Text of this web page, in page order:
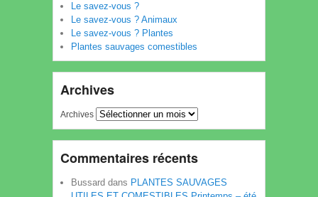
Le savez-vous ?
Le savez-vous ? Animaux
Le savez-vous ? Plantes
Plantes sauvages comestibles
Archives
Archives
Commentaires récents
Bussard dans PLANTES SAUVAGES